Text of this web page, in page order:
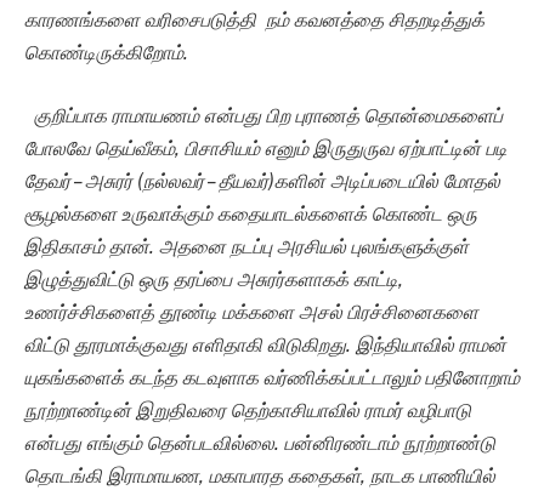
காரணங்களை வரிசைபடுத்தி நம் கவனத்தை சிதறடித்துக்
கொண்டிருக்கிறோம்.
குறிப்பாக ராமாயணம் என்பது பிற புராணத் தொன்மைகளைப்
போலவே தெய்வீகம், பிசாசியம் எனும் இருதுருவ ஏற்பாட்டின் படி
தேவர் – அசுரர் (நல்லவர் – தீயவர்)களின் அடிப்படையில் மோதல்
சூழல்களை உருவாக்கும் கதையாடல்களைக் கொண்ட ஒரு
இதிகாசம் தான். அதனை நடப்பு அரசியல் புலங்களுக்குள்
இழுத்துவிட்டு ஒரு தரப்பை அசுரர்களாகக் காட்டி,
உணர்ச்சிகளைத் தூண்டி மக்களை அசல் பிரச்சினைகளை
விட்டு தூரமாக்குவது எளிதாகி விடுகிறது. இந்தியாவில் ராமன்
யுகங்களைக் கடந்த கடவுளாக வர்ணிக்கப்பட்டாலும் பதினோறாம்
நூற்றாண்டின் இறுதிவரை தெற்காசியாவில் ராமர் வழிபாடு
என்பது எங்கும் தென்படவில்லை. பன்னிரண்டாம் நூற்றாண்டு
தொடங்கி இராமாயண, மகாபாரத கதைகள், நாடக பாணியில்